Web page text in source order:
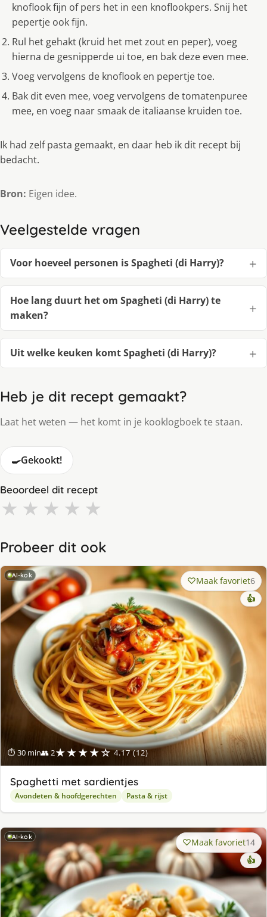
knoflook fijn of pers het in een knoflookpers. Snij het
pepertje ook fijn.
Rul het gehakt (kruid het met zout en peper), voeg
hierna de gesnipperde ui toe, en bak deze even mee.
Voeg vervolgens de knoflook en pepertje toe.
Bak dit even mee, voeg vervolgens de tomatenpuree
mee, en voeg naar smaak de italiaanse kruiden toe.
Ik had zelf pasta gemaakt, en daar heb ik dit recept bij
bedacht.
Bron: Eigen idee.
Veelgestelde vragen
Voor hoeveel personen is Spagheti (di Harry)?
Hoe lang duurt het om Spagheti (di Harry) te
maken?
Uit welke keuken komt Spagheti (di Harry)?
Heb je dit recept gemaakt?
Laat het weten — het komt in je kooklogboek te staan.
🍳Gekookt!
Beoordeel dit recept
★ ★ ★ ★ ★
Probeer dit ook
AI-kok
⏱ 30 min👥 2★★★★☆ 4.17 (12)
Maak favoriet6
👍
Spaghetti met sardientjes
Avondeten & hoofdgerechten Pasta & rijst
AI-kok Maak favoriet14
👍